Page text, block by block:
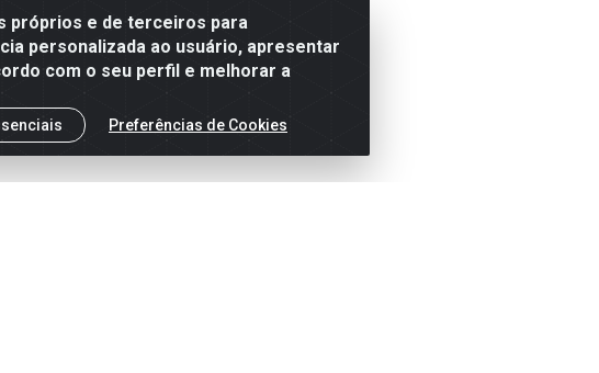
próprios e de terceiros para
personalizada ao usuário, apresentar
com o seu perfil e melhorar a
Preferências de Cookies